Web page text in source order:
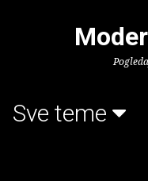
Sve teme